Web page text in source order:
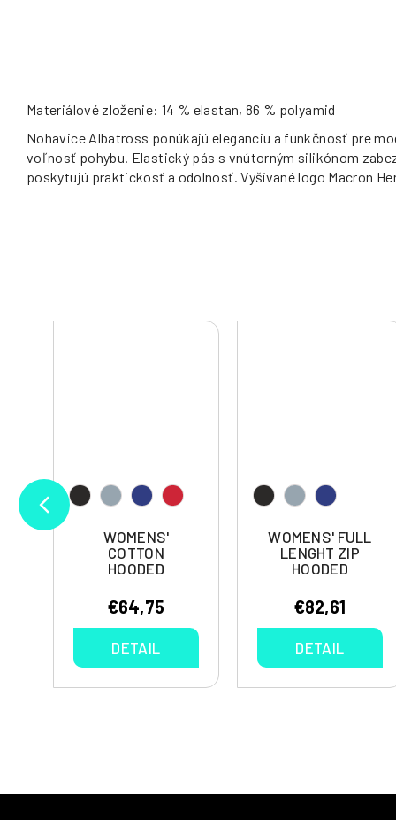
Materiálové zloženie: 14 % elastan, 86 % polyamid
Nohavice Albatross ponúkajú eleganciu a funkčnosť pre
voľnosť pohybu. Elastický pás s vnútorným silikónom
poskytujú praktickosť a odolnosť. Vyšívané logo Macron
WOMENS'
COTTON
HOODED
DRUM
€64,75
DETAIL
WOMENS' FULL
LENGHT ZIP
HOODED
LYRE
€82,61
DETAIL